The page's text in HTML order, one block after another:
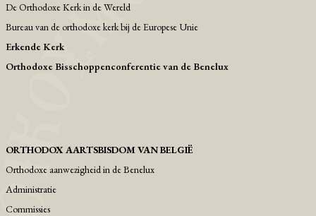
De Orthodoxe Kerk in de Wereld
Bureau van de orthodoxe kerk bij de Europese Unie
Erkende Kerk
Orthodoxe Bisschoppenconferentie van de Benelux
ORTHODOX AARTSBISDOM VAN BELGIË
Orthodoxe aanwezigheid in de Benelux
Administratie
Commissies